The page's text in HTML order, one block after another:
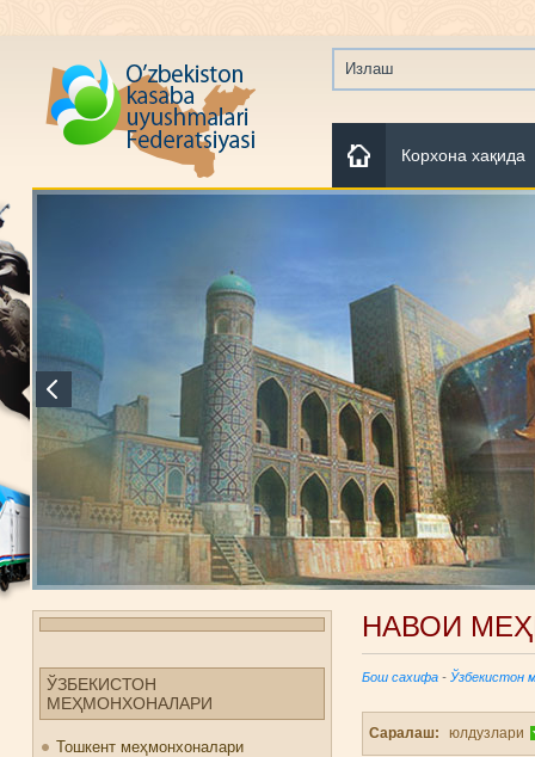
Корхона хақида
ЎЗБЕКИСТОН
МЕҲМОНХОНАЛАРИ
Тошкент меҳмонхоналари
НАВОИ
Бош сахифа - Ўзбекистон
Саралаш: юлдузлари